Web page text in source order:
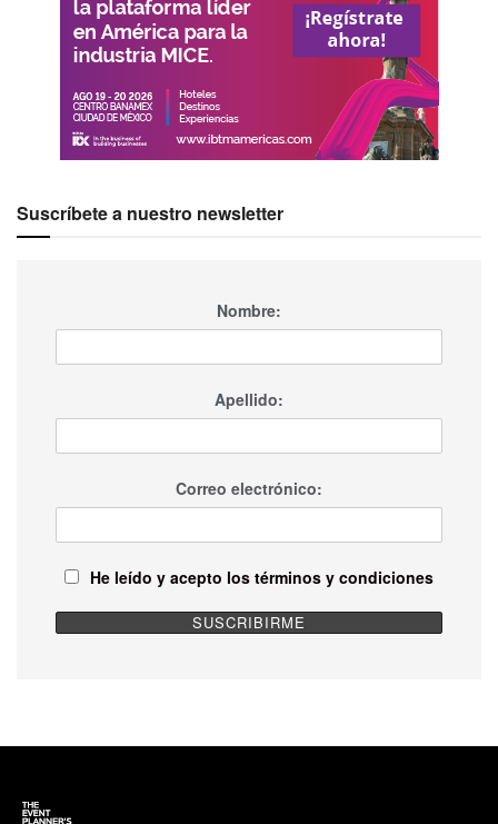
Suscríbete a nuestro newsletter
Nombre:
Apellido:
Correo electrónico:
He leído y acepto los términos y condiciones